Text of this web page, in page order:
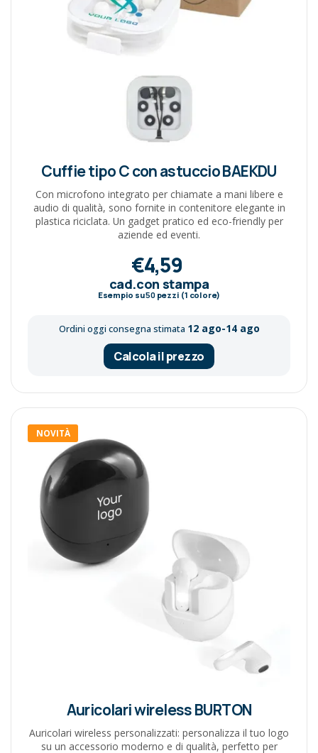
Cuffie tipo C con astuccio BAEKDU
Con microfono integrato per chiamate a mani libere e
audio di qualità, sono fornite in contenitore elegante in
plastica riciclata. Un gadget pratico ed eco-friendly per
aziende ed eventi.
€4,59
cad.con stampa
Esempio su50pezzi (1 colore)
Ordini oggi consegna stimata 12 ago-14 ago
Calcola il prezzo
NOVITÀ
Auricolari wireless BURTON
Auricolari wireless personalizzati: personalizza il tuo logo
su un accessorio moderno e di qualità, perfetto per